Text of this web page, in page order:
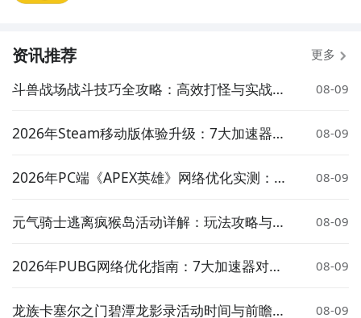
资讯推荐 更多
斗兽战场战斗技巧全攻略：高效打怪与实战策
08-09
2026年Steam移动版体验升级：7大加速器对
08-09
2026年PC端《APEX英雄》网络优化实测：7
08-09
元气骑士逃离疯猴岛活动详解：玩法攻略与奖
08-09
2026年PUBG网络优化指南：7大加速器对比
08-09
龙族卡塞尔之门碧潭龙影录活动时间与前瞻介
08-09